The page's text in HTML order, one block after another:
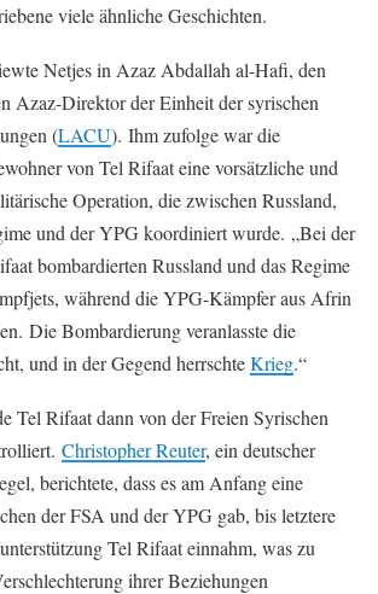
viele ähnliche Geschichten.
Netjesin Azaz Abdallah al-Hafi, den
Azaz-Direktor der Einheit der syrischen
(LACU). Ihm zufolge war die
von Tel Rifaat eine vorsätzliche und
Operation, die zwischen Russland,
und der YPG koordiniert wurde. „Bei der
bombardierten Russland und das Regime
während die YPG-Kämpfer aus Afrin
Die Bombardierung veranlasste die
und in der Gegend herrschteKrieg.“
Tel Rifaat dann von der Freien Syrischen
Christopher Reuter, ein deutscher
berichtete, dass es am Anfang eine
der FSA und der YPG gab, bis letztere
Tel Rifaat einnahm, was zu
ihrer Beziehungen